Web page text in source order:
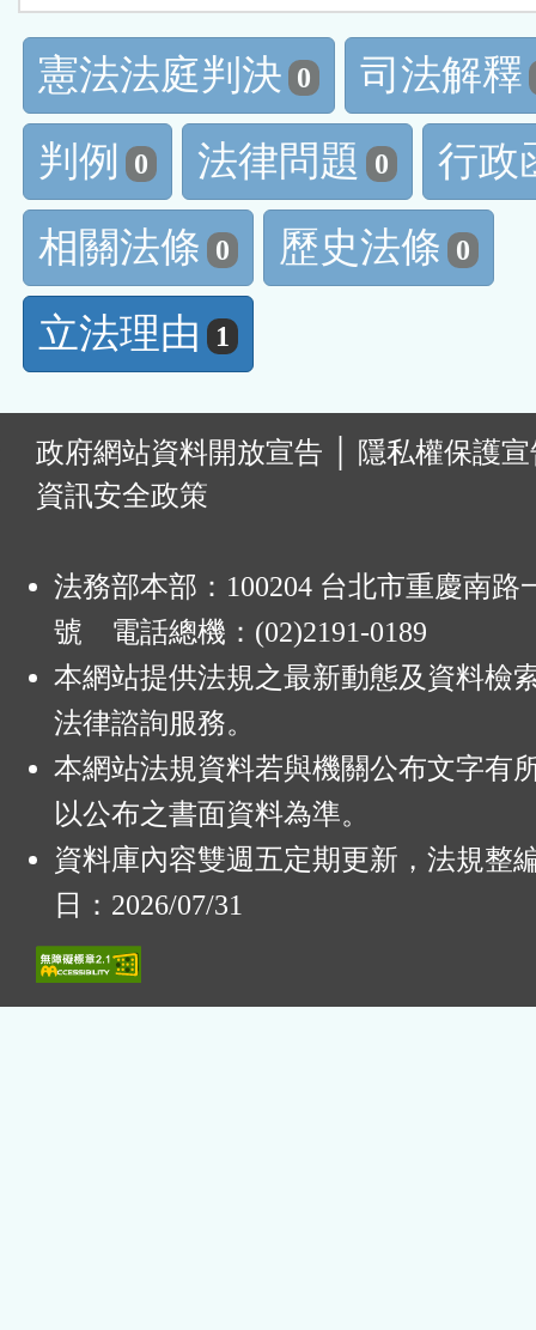
憲法法庭判決 0
司法解釋
判例
0 法律問題 0
行政
相關法條 0 歷史法條 0
立法理由 1
政府網站資料開放宣告
隱私權保護
資訊安全政策
法務部本部：100204 台北市重慶南路
號 電話總機：(02)2191-0189
本網站提供法規之最新動態及資料檢
法律諮詢服務。
本網站法規資料若與機關公布文字有
以公布之書面資料為準。
資料庫內容雙週五定期更新，法規整
日：2026/07/31